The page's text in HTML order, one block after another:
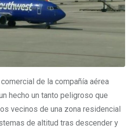
de la compañía aérea
hecho un tanto peligroso que
vecinos de una zona residencial
de altitud tras descender y